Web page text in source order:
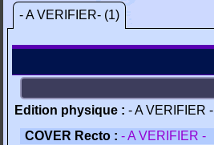
- A VERIFIER- (1)
Edition physique : - A VERIFIER -
COVER Recto : - A VERIFIER -